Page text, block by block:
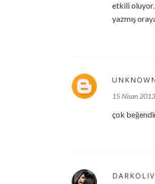
etkili oluyor.
yazmış
15 Nisan
çok